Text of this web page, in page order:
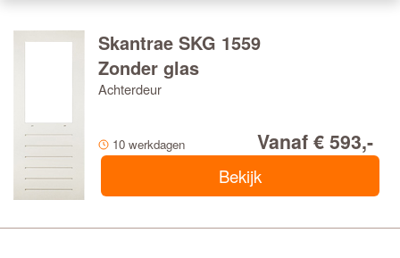
Skantrae SKG 1559
Zonder glas
Achterdeur
10 werkdagen Vanaf € 593,-
Bekijk